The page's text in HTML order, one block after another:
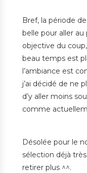
Bref, la période
belle pour aller au
objective du
beau temps est
l’ambiance est
j’ai décidé de ne
d’y aller moins
comme
Désolée pour le
sélection déjà
retirer plus ^^.